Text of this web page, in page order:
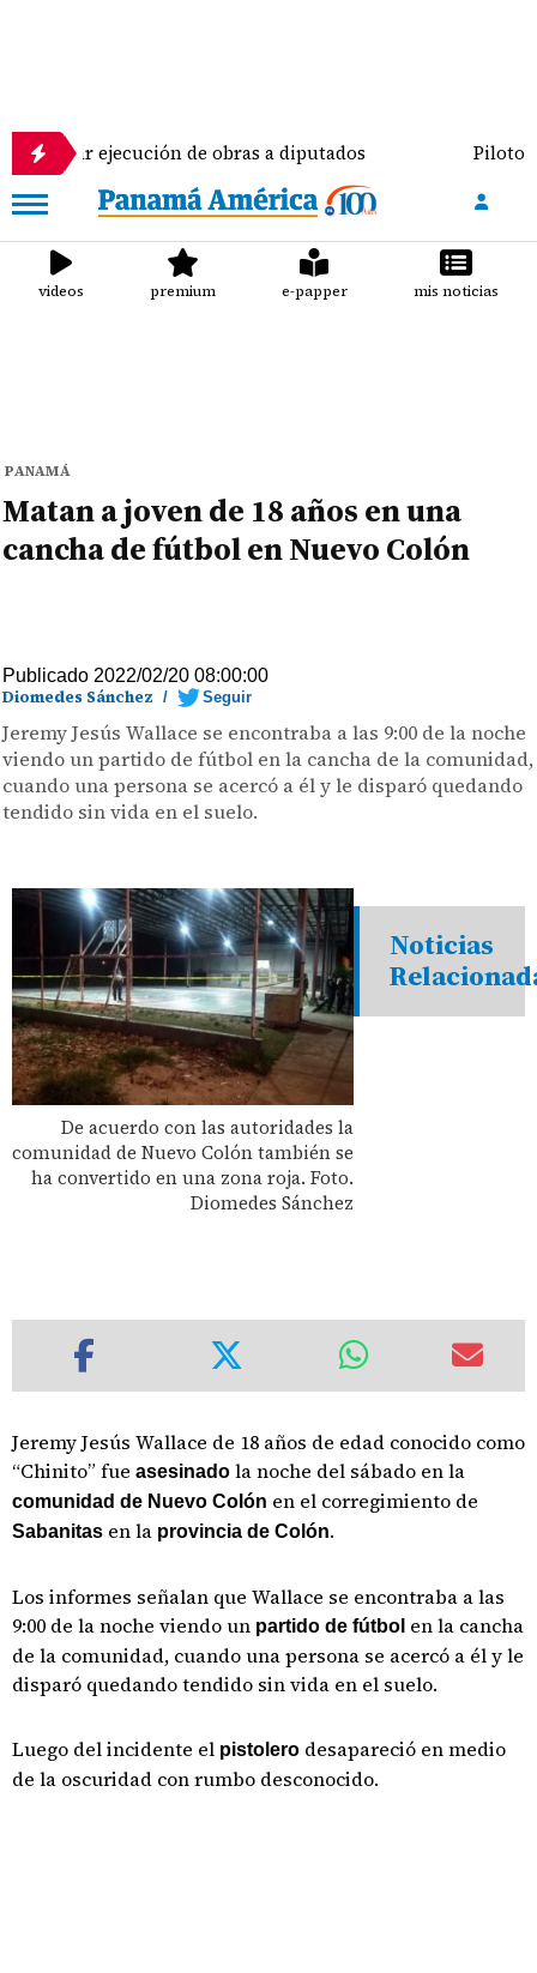
de obras a diputados Pilotos de aviación
videos premium e-papper mis noticias
PANAMÁ
Matan a joven de 18 años en una
cancha de fútbol en Nuevo Colón
Publicado 2022/02/20 08:00:00
Diomedes Sánchez / Seguir
Jeremy Jesús Wallace se encontraba a las 9:00 de la noche
viendo un partido de fútbol en la cancha de la comunidad,
cuando una persona se acercó a él y le disparó quedando
tendido sin vida en el suelo.
De acuerdo con las autoridades la
comunidad de Nuevo Colón también se
ha convertido en una zona roja. Foto.
Diomedes Sánchez
Noticias
Jeremy Jesús Wallace de 18 años de edad conocido como
“Chinito” fue asesinado la noche del sábado en la
comunidad de Nuevo Colón en el corregimiento de
Sabanitas en la provincia de Colón.
Los informes señalan que Wallace se encontraba a las
9:00 de la noche viendo un partido de fútbol en la cancha
de la comunidad, cuando una persona se acercó a él y le
disparó quedando tendido sin vida en el suelo.
Luego del incidente el pistolero desapareció en medio
de la oscuridad con rumbo desconocido.